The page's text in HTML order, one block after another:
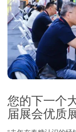
您的下一个
届展会优质